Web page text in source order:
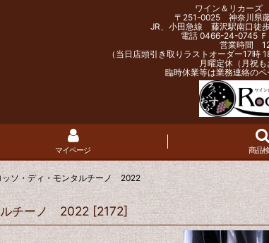
ワイン＆リカーズ
〒251-0025 神奈川県
JR、小田急線 藤沢駅南口徒
電話 0466-24-0745
営業時間
（当日店頭引き取りラストオーダー17時
月曜定休（月祝も
臨時休業等は業務連絡のペ
マイページ 商品
ソ・ディ・モンタルチーノ 2022
チーノ 2022 [2172]